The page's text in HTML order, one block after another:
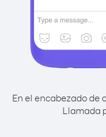
En el encabezado de
Llamada